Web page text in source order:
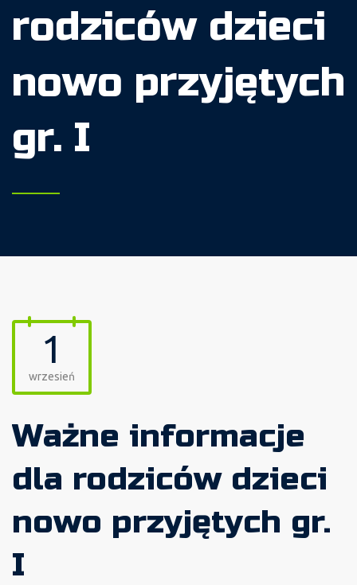
rodziców dzieci
nowo przyjętych
gr. I
1
wrzesień
Ważne informacje
dla rodziców dzieci
nowo przyjętych gr.
I